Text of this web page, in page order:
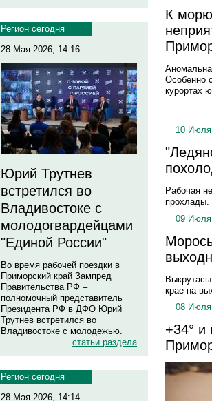
Регион сегодня
28 Мая 2026, 14:16
Юрий Трутнев
встретился во
Владивостоке с
молодогвардейцами
"Единой России"
Во время рабочей поездки в
Приморский край Зампред
Правительства РФ –
полномочный представитель
Президента РФ в ДФО Юрий
Трутнев встретился во
Владивостоке с молодежью.
статьи раздела
Регион сегодня
28 Мая 2026, 14:14
К морю
Особенно
курортах
10 Июля
Рабочая
прохлады.
09 Июля
крае на
08 Июля
+34°